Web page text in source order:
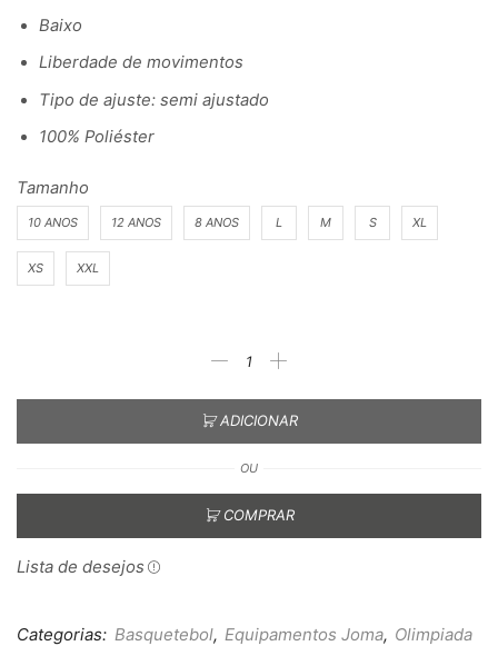
Baixo
Liberdade de movimentos
Tipo de ajuste: semi ajustado
100% Poliéster
Tamanho
10 ANOS 12 ANOS 8 ANOS L M S XL
XS XXL
ADICIONAR
OU
COMPRAR
Lista de desejos
Categorias: Basquetebol, Equipamentos Joma, Olimpiada